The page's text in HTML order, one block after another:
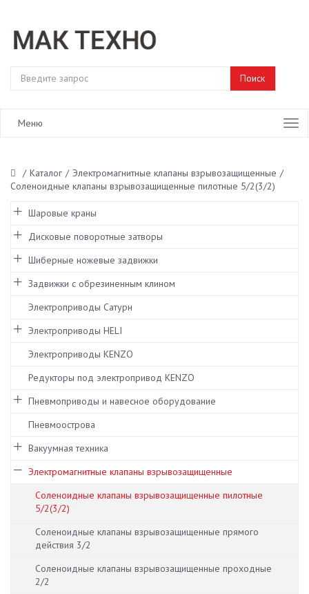
Меню
/ Каталог / Электромагнитные клапаны взрывозащищенные /
Соленоидные клапаны взрывозащищенные пилотные 5/2(3/2)
Шаровые краны
Дисковые поворотные затворы
Шиберные ножевые задвижки
Задвижки с обрезиненным клином
Электроприводы Сатурн
Электроприводы HELI
Электроприводы KENZO
Редукторы под электропривод KENZO
Пневмоприводы и навесное оборудование
Пневмоострова
Вакуумная техника
Электромагнитные клапаны взрывозащищенные
Соленоидные клапаны взрывозащищенные пилотные
5/2(3/2)
Соленоидные клапаны взрывозащищенные прямого
действия 3/2
Соленоидные клапаны взрывозащищенные проходные
2/2